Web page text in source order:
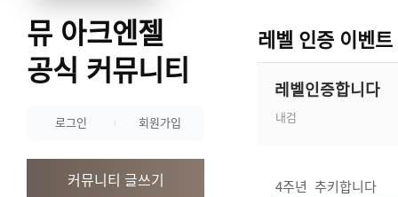
뮤 아크엔젤
공식 커뮤니티
로그인 회원가입
커뮤니티 글쓰기
레벨 인증 이벤트
레벨인증합니다
내검
4주년 추키합니다